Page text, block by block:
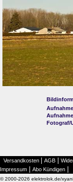
Fotograf/
Versandkosten AGB
Impressum Abo Kündigen
© 2000-2026 elektrolok.de/